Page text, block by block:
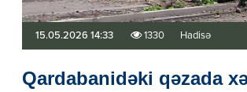
15.05.2026 14:33 1330 Hadisə
Qardabanidəki qəzada